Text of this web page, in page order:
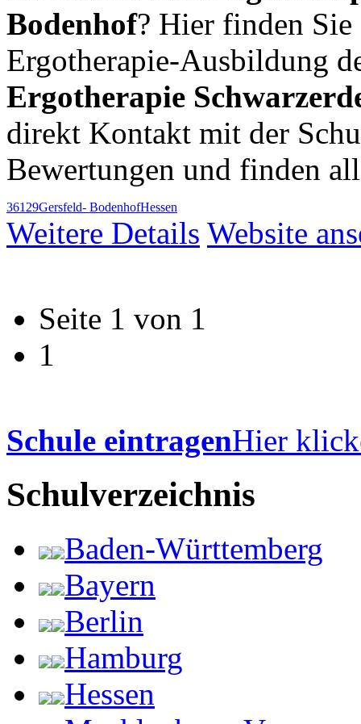
Bodenhof? Hier finden
Ergotherapie-Ausbildung
Ergotherapie
direkt Kontakt mit der
Bewertungen und finden
36129Gersfeld- BodenhofHessen
Weitere Details Website
Seite 1 von 1
1
Schule eintragenHier
Schulverzeichnis
Baden-Württemberg
Bayern
Berlin
Hamburg
Hessen